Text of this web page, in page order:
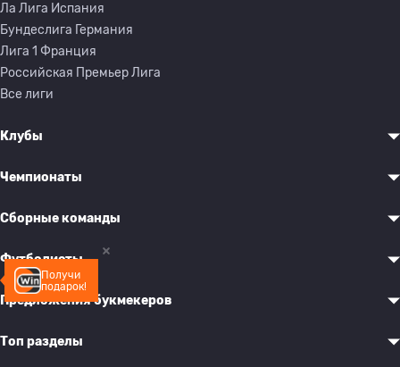
Получи
подарок!
Ла Лига Испания
Бундеслига Германия
Лига 1 Франция
Российская Премьер Лига
Все лиги
Клубы
Чемпионаты
Сборные команды
Футболисты
Предложения букмекеров
Топ разделы